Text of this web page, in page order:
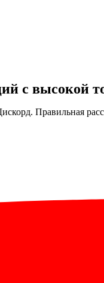
с высокой
Правильная